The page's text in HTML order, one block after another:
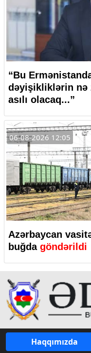
“Bu
dəyişikliklərin nə
asılı olacaq...”
06-08-2026 12:05
Azərbaycan
buğda göndərildi
Haqqımızda